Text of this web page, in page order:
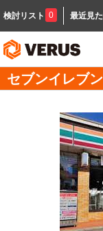
検討リスト 0 最近見
セブンイレブ